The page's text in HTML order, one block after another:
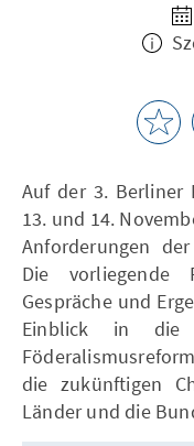
Auf der 3. Berliner
13. und 14.
Anforderungen
Die vorliegende
Gespräche und
Einblick in die
die zukünftigen
Länder und die